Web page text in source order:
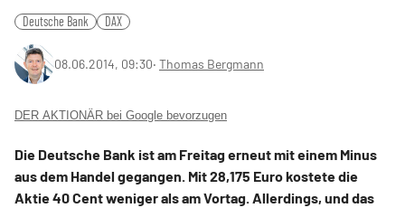
Deutsche Bank DAX
08.06.2014, 09:30‧ Thomas Bergmann
DER AKTIONÄR bei Google bevorzugen
Die Deutsche Bank ist am Freitag erneut mit einem Minus
aus dem Handel gegangen. Mit 28,175 Euro kostete die
Aktie 40 Cent weniger als am Vortag. Allerdings, und das